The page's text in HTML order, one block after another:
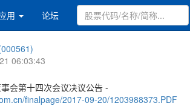
用 论坛
06:03:43
会第十四次会议决议公告 -
finalpage/2017-09-20/1203988373.PDF